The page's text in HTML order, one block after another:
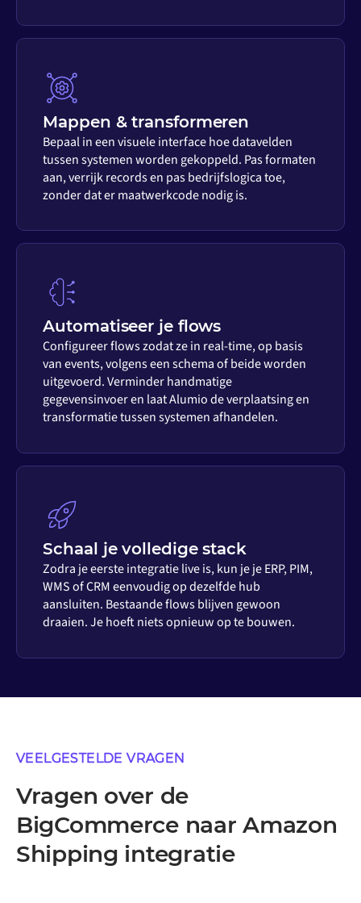
Mappen & transformeren
Bepaal in een visuele interface hoe datavelden
tussen systemen worden gekoppeld. Pas formaten
aan, verrijk records en pas bedrijfslogica toe,
zonder dat er maatwerkcode nodig is.
Automatiseer je flows
Configureer flows zodat ze in real-time, op basis
van events, volgens een schema of beide worden
uitgevoerd. Verminder handmatige
gegevensinvoer en laat Alumio de verplaatsing en
transformatie tussen systemen afhandelen.
Schaal je volledige stack
Zodra je eerste integratie live is, kun je je ERP, PIM,
WMS of CRM eenvoudig op dezelfde hub
aansluiten. Bestaande flows blijven gewoon
draaien. Je hoeft niets opnieuw op te bouwen.
VEELGESTELDE VRAGEN
Vragen over de
BigCommerce naar Amazon
Shipping integratie